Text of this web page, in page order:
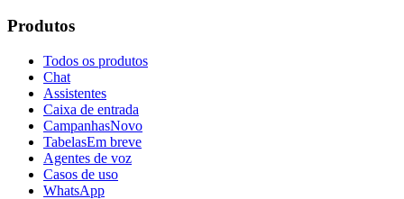
Produtos
Todos os produtos
Chat
Assistentes
Caixa de entrada
CampanhasNovo
TabelasEm breve
Agentes de voz
Casos de uso
WhatsApp